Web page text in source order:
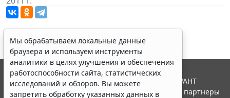
Мы обрабатываем локальные данные
браузера и используем инструменты
аналитики в целях улучшения и обеспечения
работоспособности сайта, статистических
исследований и обзоров. Вы можете
запретить обработку указанных данных в
© ООО "НПП "ГАРАНТ-СЕРВИС", 2026. Система ГАРАНТ
выпускается с 1990 года. Компания "Гарант" и ее партнеры